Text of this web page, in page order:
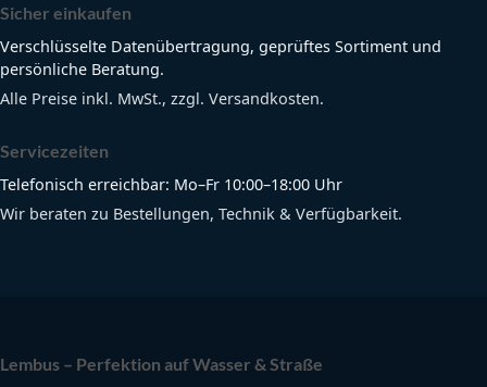
Sicher einkaufen
Verschlüsselte Datenübertragung, geprüftes Sortiment und
persönliche Beratung.
Alle Preise inkl. MwSt., zzgl. Versandkosten.
Servicezeiten
Telefonisch erreichbar: Mo–Fr 10:00–18:00 Uhr
Wir beraten zu Bestellungen, Technik & Verfügbarkeit.
Lembus – Perfektion auf Wasser & Straße